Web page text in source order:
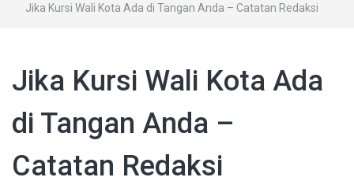
Jika Kursi Wali Kota Ada di Tangan Anda – Catatan Redaksi
Jika Kursi Wali Kota Ada
di Tangan Anda –
Catatan Redaksi